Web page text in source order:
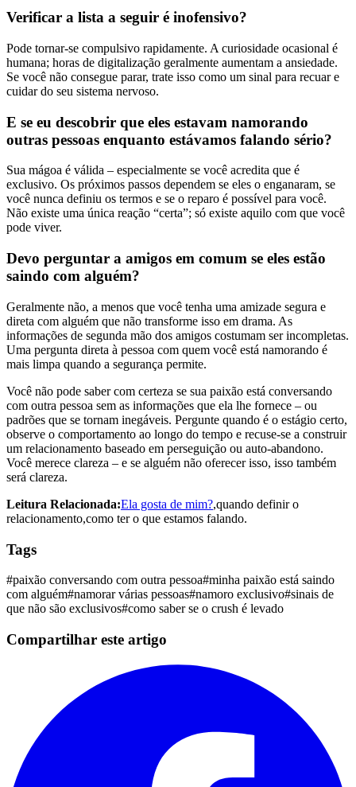
Verificar a lista a seguir é inofensivo?
Pode tornar-se compulsivo rapidamente. A curiosidade ocasional é
humana; horas de digitalização geralmente aumentam a ansiedade.
Se você não consegue parar, trate isso como um sinal para recuar e
cuidar do seu sistema nervoso.
E se eu descobrir que eles estavam namorando
outras pessoas enquanto estávamos falando sério?
Sua mágoa é válida – especialmente se você acredita que é
exclusivo. Os próximos passos dependem se eles o enganaram, se
você nunca definiu os termos e se o reparo é possível para você.
Não existe uma única reação “certa”; só existe aquilo com que você
pode viver.
Devo perguntar a amigos em comum se eles estão
saindo com alguém?
Geralmente não, a menos que você tenha uma amizade segura e
direta com alguém que não transforme isso em drama. As
informações de segunda mão dos amigos costumam ser incompletas.
Uma pergunta direta à pessoa com quem você está namorando é
mais limpa quando a segurança permite.
Você não pode saber com certeza se sua paixão está conversando
com outra pessoa sem as informações que ela lhe fornece – ou
padrões que se tornam inegáveis. Pergunte quando é o estágio certo,
observe o comportamento ao longo do tempo e recuse-se a construir
um relacionamento baseado em perseguição ou auto-abandono.
Você merece clareza – e se alguém não oferecer isso, isso também
será clareza.
Leitura Relacionada:Ela gosta de mim?,quando definir o
relacionamento,como ter o que estamos falando.
Tags
#paixão conversando com outra pessoa#minha paixão está saindo
com alguém#namorar várias pessoas#namoro exclusivo#sinais de
que não são exclusivos#como saber se o crush é levado
Compartilhar este artigo